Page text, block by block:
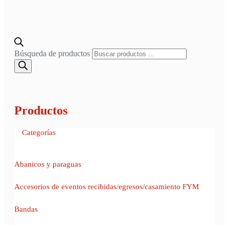
Búsqueda de productos
Productos
Categorías
Abanicos y paraguas
Accesorios de eventos recibidas/egresos/casamiento FYM
Bandas